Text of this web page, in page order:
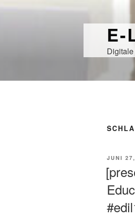
E-
JUNI